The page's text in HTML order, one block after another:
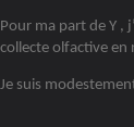
Pour ma part de Y ,
collecte olfactive en
Je suis